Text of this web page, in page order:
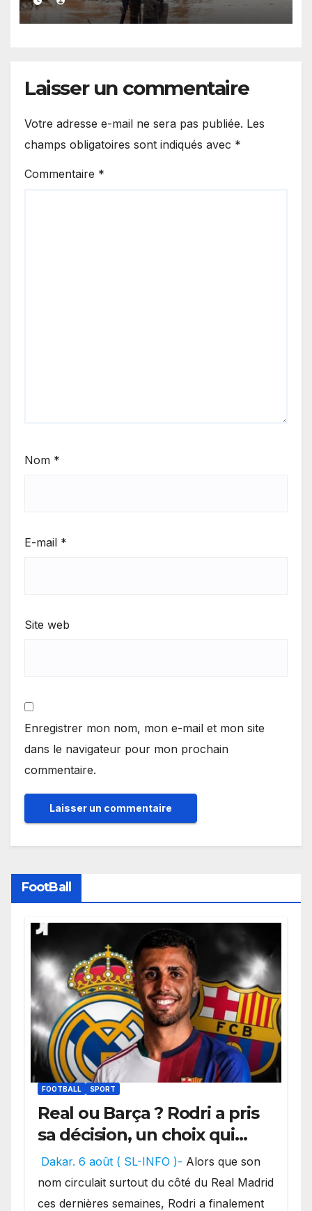
l’exploitation illégale
Laisser un commentaire
Votre adresse e-mail ne sera pas publiée. Les
champs obligatoires sont indiqués avec *
Commentaire *
Nom *
E-mail *
Site web
Enregistrer mon nom, mon e-mail et mon site
dans le navigateur pour mon prochain
commentaire.
FootBall
FOOTBALL SPORT
Real ou Barça ? Rodri a pris
sa décision, un choix qui
pourrait faire grand bruit
sur le marché des
transferts.
Dakar. 6 août ( SL-INFO )- Alors que son
nom circulait surtout du côté du Real Madrid
ces dernières semaines, Rodri a finalement